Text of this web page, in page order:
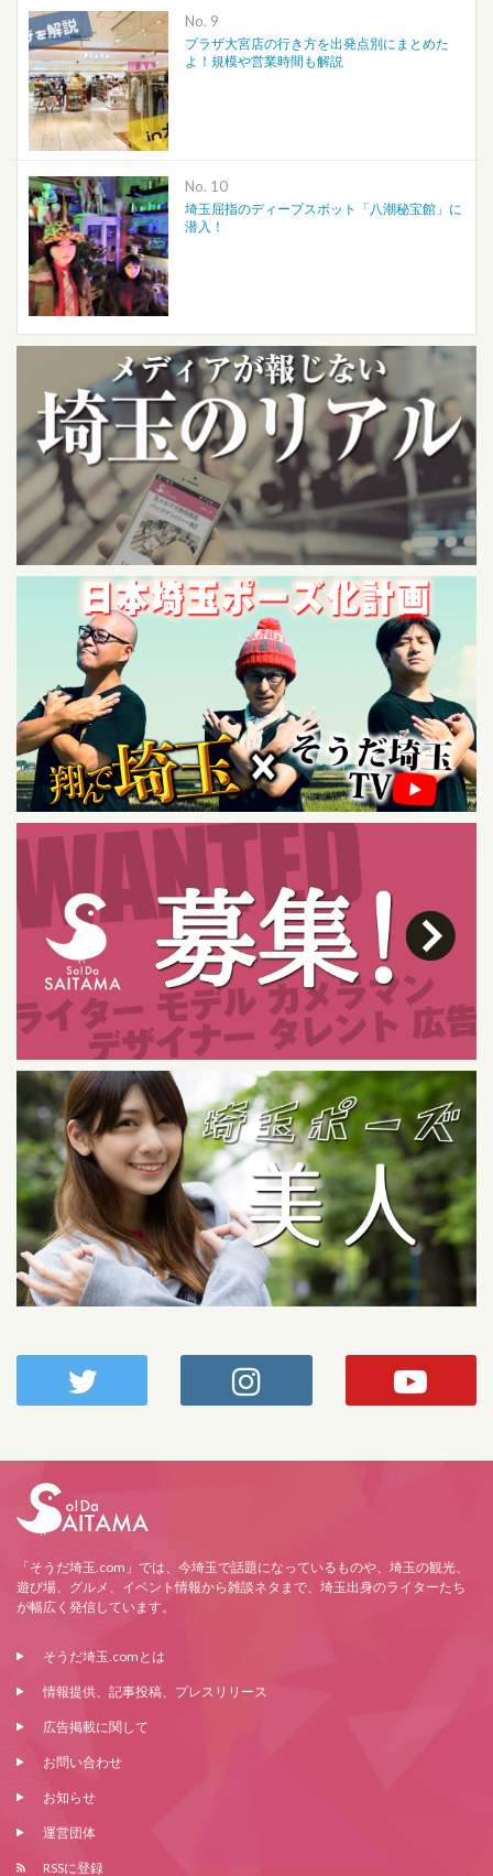
No.
プラザ大宮店の行き方を出発点別にまとめた
よ！規模や営業時間も解説
No.
埼玉屈指のディープスポット「八潮秘宝館」に
潜入！
「そうだ埼玉.com」では、今埼玉で話題になっているものや、埼玉の観光、
遊び場、グルメ、イベント情報から雑談ネタまで、埼玉出身のライターたち
が幅広く発信しています。
そうだ埼玉.comとは
情報提供、記事投稿、プレスリリース
広告掲載に関して
お問い合わせ
お知らせ
運営団体
RSSに登録